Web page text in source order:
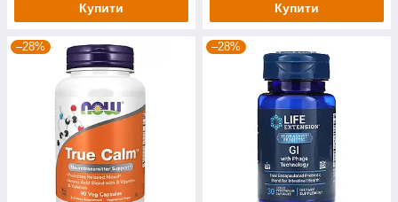
Купити Купити
–28% –28%